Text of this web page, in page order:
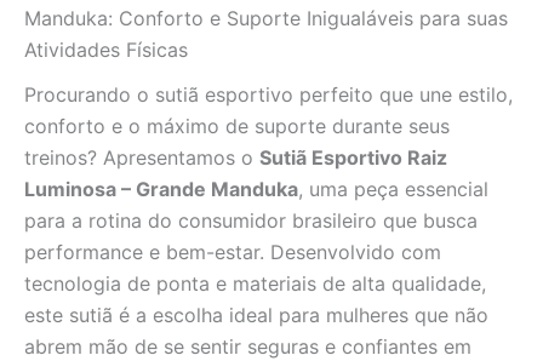
Manduka: Conforto e Suporte Inigualáveis para suas
Atividades Físicas
Procurando o sutiã esportivo perfeito que une estilo,
conforto e o máximo de suporte durante seus
treinos? Apresentamos o Sutiã Esportivo Raiz
Luminosa – Grande Manduka, uma peça essencial
para a rotina do consumidor brasileiro que busca
performance e bem-estar. Desenvolvido com
tecnologia de ponta e materiais de alta qualidade,
este sutiã é a escolha ideal para mulheres que não
abrem mão de se sentir seguras e confiantes em